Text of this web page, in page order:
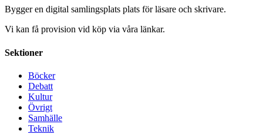
Bygger en digital samlingsplats plats för läsare och skrivare.
Vi kan få provision vid köp via våra länkar.
Sektioner
Böcker
Debatt
Kultur
Övrigt
Samhälle
Teknik